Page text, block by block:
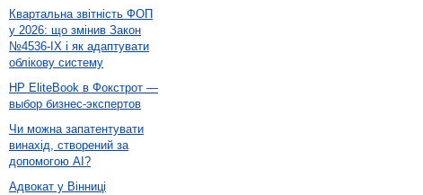
Квартальна звітність ФОП
у 2026: що змінив Закон
№4536-IX і як адаптувати
облікову систему
HP EliteBook в Фокстрот —
выбор бизнес-экспертов
Чи можна запатентувати
винахід, створений за
допомогою AI?
Адвокат у Вінниці